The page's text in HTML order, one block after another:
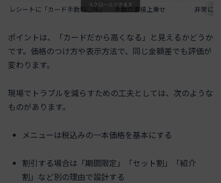
レシートに「カード手数料○％」
手数の直接上乗せ 非常に
スクロールできます
ポイントは、「カードだから高くなる」と見えるかどうか
です。価格のつけ方や表示方法で、同じ金額差でも評価が
変わります。
現場でトラブルを減らすための工夫としては、次のような
ものがあります。
メニューは税込みの一本価格を基本にする
割引する場合は「期間限定」「セット割」「紹介
割」など別の理由で設計する